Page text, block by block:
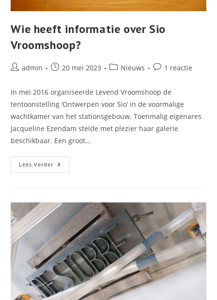
Wie heeft informatie over Sio
Vroomshoop?
Bericht
admin
Bericht20 mei 2023 Berichtcategorie:
Nieuws
Bericht1 reactie
In mei 2016 organiseerde Levend Vroomshoop de
tentoonstelling ‘Ontwerpen voor Sio’ in de voormalige
wachtkamer van het stationsgebouw. Toenmalig eigenares
Jacqueline Ezendam stelde met plezier haar galerie
beschikbaar. Een groot…
Lees VerderWie
Heeft